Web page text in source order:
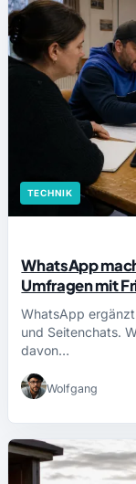
TECHNIK
WhatsApp
Umfragen mit
WhatsApp
und Seitenchats.
davon…
Wolfgang